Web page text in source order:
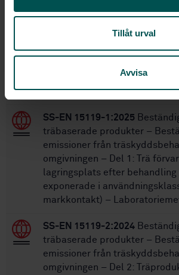
Tillåt urval
Avvisa
Inom samma område
brandskyddets beständighet
utomhus hos träbaserade
SS-EN 15119-1:2025
träbaserade produkter –
emissioner från
omgivningen – Del 1: Trä
lagringsplats efter
exponerade i
markkontakt) –
SS-EN 15119-2:2024
träbaserade produkter –
emissioner från
omgivningen – Del 2: